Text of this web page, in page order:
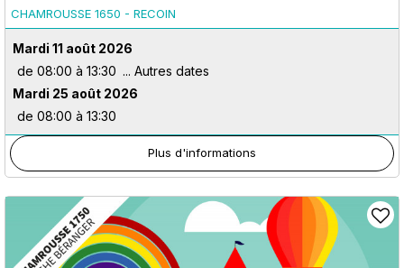
CHAMROUSSE 1650 - RECOIN
Mardi 11 août 2026
de 08:00 à 13:30
Mardi 25 août 2026
de 08:00 à 13:30
Plus d'informations